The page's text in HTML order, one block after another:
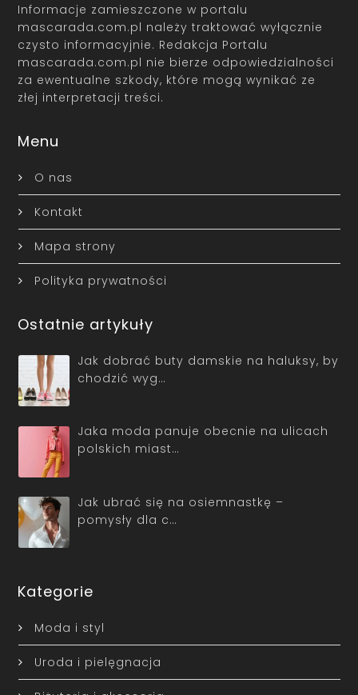
Informacje zamieszczone w portalu
mascarada.com.pl należy traktować wyłącznie
czysto informacyjnie. Redakcja Portalu
mascarada.com.pl nie bierze odpowiedzialności
za ewentualne szkody, które mogą wynikać ze
złej interpretacji treści.
Menu
O nas
Kontakt
Mapa strony
Polityka prywatności
Ostatnie artykuły
Jak dobrać buty damskie na haluksy, by
chodzić wyg…
Jaka moda panuje obecnie na ulicach
polskich miast…
Jak ubrać się na osiemnastkę –
pomysły dla c…
Kategorie
Moda i styl
Uroda i pielęgnacja